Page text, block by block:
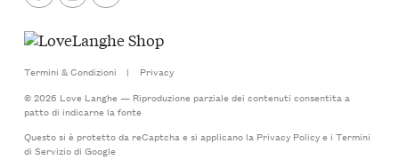
Termini & Condizioni |
Privacy
© 2026 Love Langhe — Riproduzione parziale dei contenuti consentita a
patto di indicarne la fonte
Questo si è protetto da reCaptcha e si applicano la Privacy Policye i Termini
di Serviziodi Google